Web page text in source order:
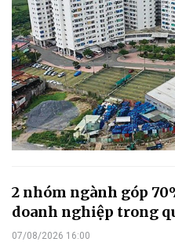
2 nhóm ngành góp
doanh nghiệp trong
07/08/2026 16:00